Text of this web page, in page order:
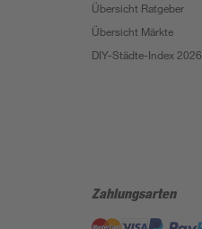
Übersicht Ratgeber
Übersicht Märkte
DIY-Städte-Index 2026
Zahlungsarten